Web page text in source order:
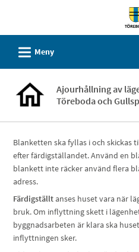
Töreboda
kommun
L Meny
Ajourhållning av
Töreboda och
Blanketten ska fyllas i och skickas
efter färdigställandet. Använd en
blankett inte räcker använd flera
adress.
Färdigställt anses huset vara när
bruk. Om inflyttning skett i
byggnadsarbeten är klara ska
inflyttningen sker.